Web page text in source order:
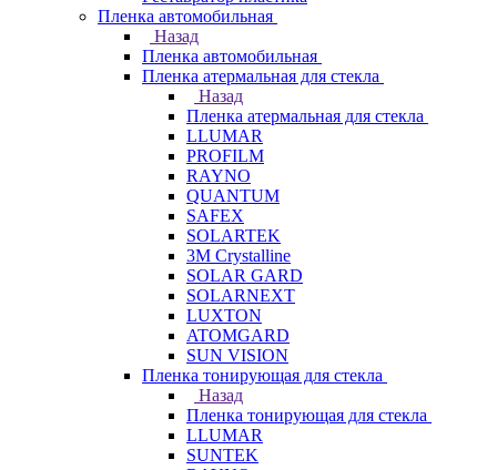
Пленка автомобильная
Назад
Пленка автомобильная
Пленка атермальная для стекла
Назад
Пленка атермальная для стекла
LLUMAR
PROFILM
RAYNO
QUANTUM
SAFEX
SOLARTEK
3M Crystalline
SOLAR GARD
SOLARNEXT
LUXTON
ATOMGARD
SUN VISION
Пленка тонирующая для стекла
Назад
Пленка тонирующая для стекла
LLUMAR
SUNTEK